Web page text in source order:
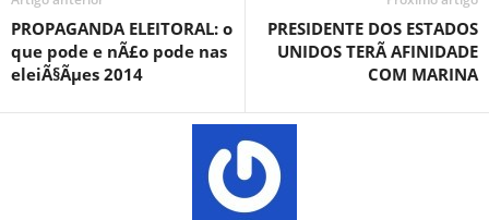
PROPAGANDA ELEITORAL: o
que pode e nÃ£o pode nas
eleiÃ§Ãµes 2014
PRESIDENTE DOS ESTADOS
UNIDOS TERÃ AFINIDADE
COM MARINA